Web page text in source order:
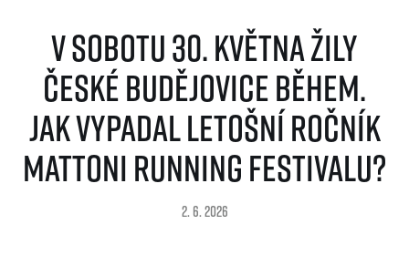
RunCzech Store
Running Mall
Běžecké série
Běžecká liga
V sobotu 30. května žily
České Budějovice během.
Jak vypadal letošní ročník
Mattoni Running Festivalu?
2. 6. 2026